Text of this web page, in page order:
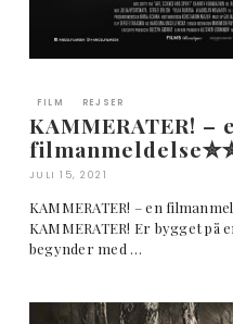
FILM REJSER
KAMMERATER! –
JULI 15, 2021
KAMMERATER! – en
KAMMERATER! Er bygget på
begynder med …